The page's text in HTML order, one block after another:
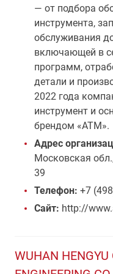
— от подбора
инструмента,
обслуживания
включающей в
программ,
детали и
2022 года
инструмент и
брендом «АТМ».
Адрес
Московская
39
Телефон: +7
Сайт: http://
WUHAN HENGYU